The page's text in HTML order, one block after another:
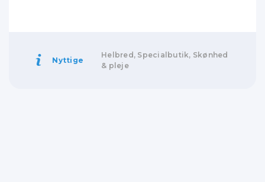
Nyttige
Helbred, Specialbutik, Skønhed
& pleje